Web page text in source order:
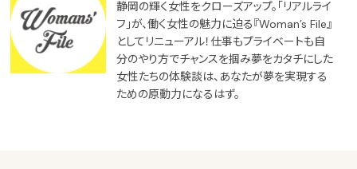
静岡の輝く女性をクローズアップ。「リアルライ
フ」が、働く女性の魅力に迫る『Woman’s File』
としてリニューアル！仕事もプライベートも自
分のやり方でチャンスを掴み夢をカタチにした
女性たちの体験談は、あなたが夢を実現する
ための原動力になるはず。